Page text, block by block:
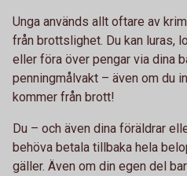
Unga används allt oftare av
från brottslighet. Du kan luras,
eller föra över pengar via dina
penningmålvakt – även om du
kommer från brott!
Du – och även dina föräldrar
behöva betala tillbaka hela
gäller. Även om din egen del